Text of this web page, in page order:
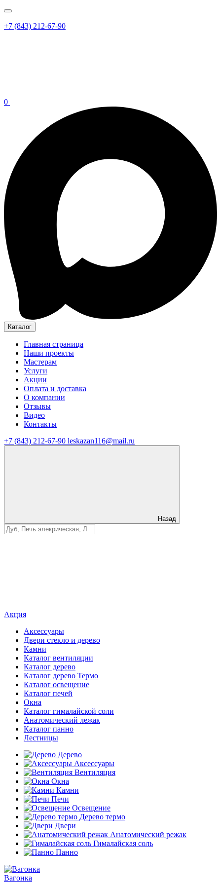
+7 (843) 212-67-90
0
Каталог
Главная страница
Наши проекты
Мастерам
Услуги
Акции
Оплата и доставка
О компании
Отзывы
Видео
Контакты
+7 (843) 212-67-90 leskazan116@mail.ru
Назад
Акция
Аксессуары
Двери стекло и дерево
Камни
Каталог вентиляции
Каталог дерево
Каталог дерево Термо
Каталог освещение
Каталог печей
Окна
Каталог гималайской соли
Анатомический лежак
Каталог панно
Лестницы
Дерево
Аксессуары
Вентиляция
Окна
Камни
Печи
Освещение
Дерево термо
Двери
Анатомический режак
Гималайская соль
Панно
Вагонка